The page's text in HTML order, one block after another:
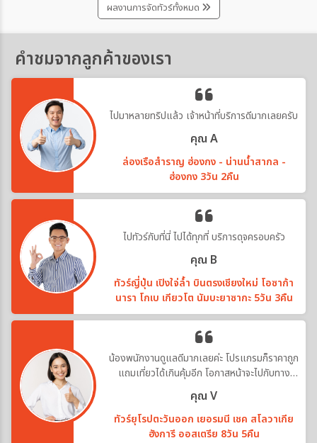
ผลงานการจัดทัวร์ทั้งหมด
คำชมจากลูกค้าของเรา
ไปมาหลายทริปแล้ว เจ้าหน้าที่บริการดีมากเลยครับ
คุณ A
ล่องเรือสำราญ ฮ่องกง - น่านน้ำสากล -
ฮ่องกง 3วัน 2คืน
ไปทัวร์กับที่นี่ ไปได้ทุกที่ บริการดุจครอบครัว
คุณ B
ทัวร์ญี่ปุ่น เปิงใจ่ล้ำ บินตรงเชียงใหม่ โอซาก้า
นารา โกเบ เกียวโต นัมบะยาซากะ 5วัน 3คืน
น้องพนักงานดูแลดีมากเลยค่ะ โปรแกรมก็ราคาถูก
แถมเที่ยวได้เกินคุ้มอีก โอกาสหน้าจะไปกับทาง
บริษัทอีกค่ะ
คุณ V
ทัวร์ยุโรปตะวันออก เยอรมนี เชค สโลวาเกีย
ฮังการี ออสเตรีย 8วัน 5คืน